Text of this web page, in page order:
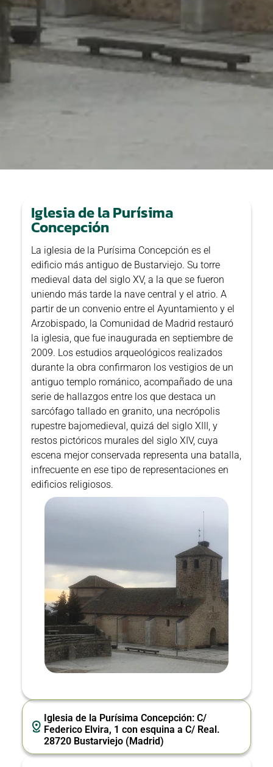
Iglesia de la Purísima
Concepción
La iglesia de la Purísima Concepción es el
edificio más antiguo de Bustarviejo. Su torre
medieval data del siglo XV, a la que se fueron
uniendo más tarde la nave central y el atrio. A
partir de un convenio entre el Ayuntamiento y el
Arzobispado, la Comunidad de Madrid restauró
la iglesia, que fue inaugurada en septiembre de
2009. Los estudios arqueológicos realizados
durante la obra confirmaron los vestigios de un
antiguo templo románico, acompañado de una
serie de hallazgos entre los que destaca un
sarcófago tallado en granito, una necrópolis
rupestre bajomedieval, quizá del siglo XIII, y
restos pictóricos murales del siglo XIV, cuya
escena mejor conservada representa una batalla,
infrecuente en ese tipo de representaciones en
edificios religiosos.
Iglesia de la Purísima Concepción: C/
Federico Elvira, 1 con esquina a C/ Real.
28720 Bustarviejo (Madrid)